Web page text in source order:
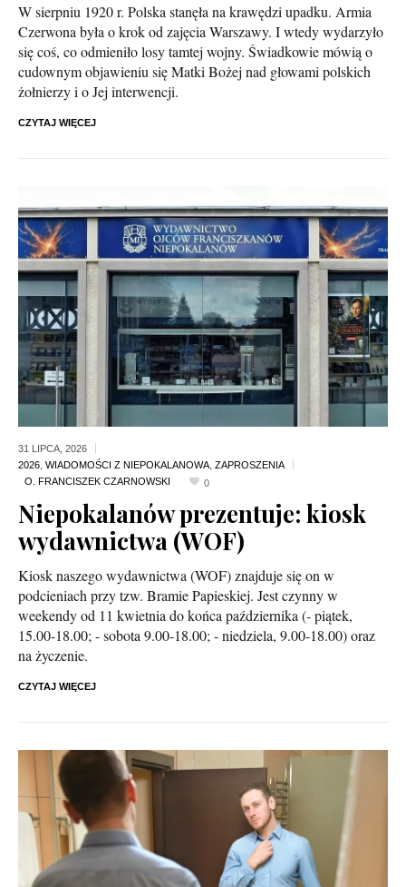
W sierpniu 1920 r. Polska stanęła na krawędzi upadku. Armia
Czerwona była o krok od zajęcia Warszawy. I wtedy wydarzyło
się coś, co odmieniło losy tamtej wojny. Świadkowie mówią o
cudownym objawieniu się Matki Bożej nad głowami polskich
żołnierzy i o Jej interwencji.
CZYTAJ WIĘCEJ
31 LIPCA, 2026
2026, WIADOMOŚCI Z NIEPOKALANOWA, ZAPROSZENIA
0
Niepokalanów prezentuje: kiosk
wydawnictwa (WOF)
Kiosk naszego wydawnictwa (WOF) znajduje się on w
podcieniach przy tzw. Bramie Papieskiej. Jest czynny w
weekendy od 11 kwietnia do końca października (- piątek,
15.00-18.00; - sobota 9.00-18.00; - niedziela, 9.00-18.00) oraz
na życzenie.
CZYTAJ WIĘCEJ